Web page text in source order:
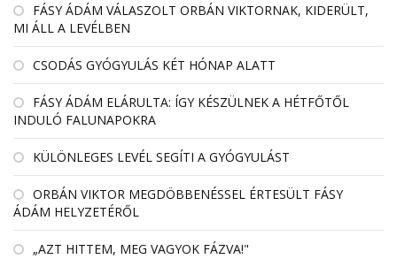
FÁSY ÁDÁM VÁLASZOLT ORBÁN VIKTORNAK, KIDERÜLT,
MI ÁLL A LEVÉLBEN
CSODÁS GYÓGYULÁS KÉT HÓNAP ALATT
FÁSY ÁDÁM ELÁRULTA: ÍGY KÉSZÜLNEK A HÉTFŐTŐL
INDULÓ FALUNAPOKRA
KÜLÖNLEGES LEVÉL SEGÍTI A GYÓGYULÁST
ORBÁN VIKTOR MEGDÖBBENÉSSEL ÉRTESÜLT FÁSY
ÁDÁM HELYZETÉRŐL
„AZT HITTEM, MEG VAGYOK FÁZVA!"